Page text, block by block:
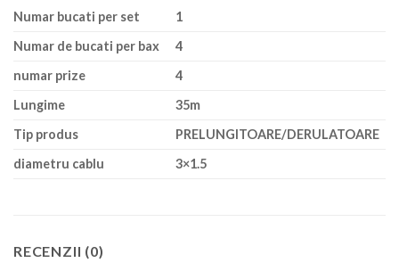
Numar bucati per set
1
Numar de bucati per bax
4
numar prize
4
Lungime
35m
Tip produs
PRELUNGITOARE/DERULATOARE
diametru cablu
3×1.5
RECENZII (0)